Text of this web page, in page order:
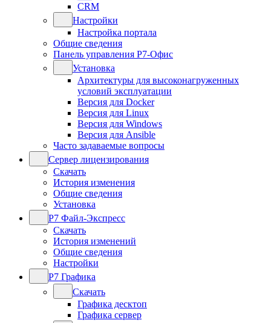
CRM
Настройки
Настройка портала
Общие сведения
Панель управления Р7-Офис
Установка
Архитектуры для высоконагруженных
условий эксплуатации
Версия для Docker
Версия для Linux
Версия для Windows
Версия для Ansible
Часто задаваемые вопросы
Сервер лицензирования
Скачать
История изменения
Общие сведения
Установка
Р7 Файл-Экспресс
Скачать
История изменений
Общие сведения
Настройки
Р7 Графика
Скачать
Графика десктоп
Графика сервер